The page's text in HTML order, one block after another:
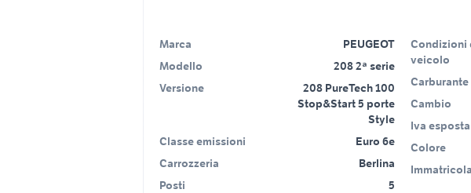
Marca
PEUGEOT
Modello
208 2ª serie
Versione
208 PureTech 100
Stop&Start 5 porte
Style
Classe emissioni
Euro 6e
Carrozzeria
Berlina
Posti
5
Condizioni
veicolo
Carburante
Cambio
Iva esposta
Colore